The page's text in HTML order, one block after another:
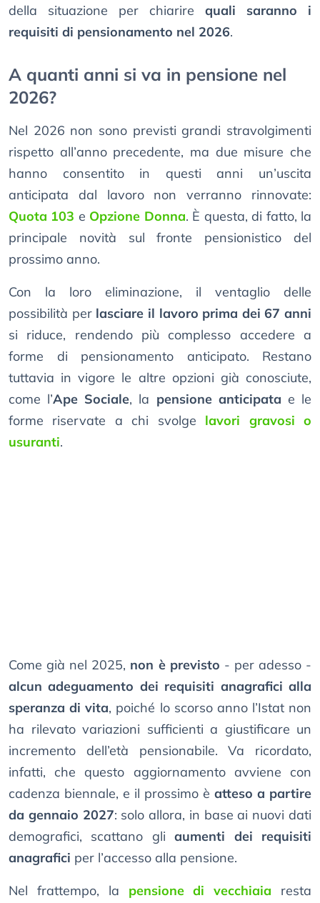
della situazione per chiarire quali saranno i
requisiti di pensionamento nel 2026.
A quanti anni si va in pensione nel
2026?
Nel 2026 non sono previsti grandi stravolgimenti
rispetto all’anno precedente, ma due misure che
hanno consentito in questi anni un’uscita
anticipata dal lavoro non verranno rinnovate:
Quota 103 e Opzione Donna. È questa, di fatto, la
principale novità sul fronte pensionistico del
prossimo anno.
Con la loro eliminazione, il ventaglio delle
possibilità per lasciare il lavoro prima dei 67 anni
si riduce, rendendo più complesso accedere a
forme di pensionamento anticipato. Restano
tuttavia in vigore le altre opzioni già conosciute,
come l’Ape Sociale, la pensione anticipata e le
forme riservate a chi svolge lavori gravosi o
usuranti.
Come già nel 2025, non è previsto - per adesso -
alcun adeguamento dei requisiti anagrafici alla
speranza di vita, poiché lo scorso anno l’Istat non
ha rilevato variazioni sufficienti a giustificare un
incremento dell’età pensionabile. Va ricordato,
infatti, che questo aggiornamento avviene con
cadenza biennale, e il prossimo è atteso a partire
da gennaio 2027: solo allora, in base ai nuovi dati
demografici, scattano gliaumenti dei requisiti
anagrafici per l’accesso alla pensione.
Nel frattempo, la pensione di vecchiaia resta